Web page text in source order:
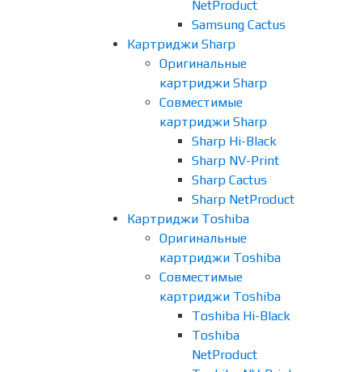
NetProduct
Samsung Cactus
Картриджи Sharp
Оригинальные
картриджи Sharp
Совместимые
картриджи Sharp
Sharp Hi-Black
Sharp NV-Print
Sharp Cactus
Sharp NetProduct
Картриджи Toshiba
Оригинальные
картриджи Toshiba
Совместимые
картриджи Toshiba
Toshiba Hi-Black
Toshiba
NetProduct